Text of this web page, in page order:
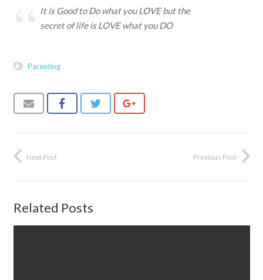
It is Good to Do what you LOVE but the
secret of life is LOVE what you DO
Parenting
Previous Post
Next Post
Related Posts